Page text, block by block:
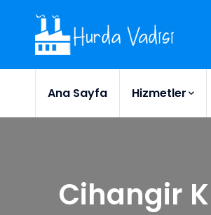
Ana Sayfa Hizmetler
Cihangir